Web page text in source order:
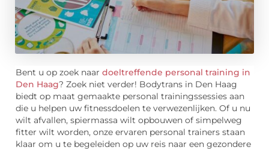
Bent u op zoek naar doeltreffende personal training in
Den Haag? Zoek niet verder! Bodytrans in Den Haag
biedt op maat gemaakte personal trainingssessies aan
die u helpen uw fitnessdoelen te verwezenlijken. Of u nu
wilt afvallen, spiermassa wilt opbouwen of simpelweg
fitter wilt worden, onze ervaren personal trainers staan
klaar om u te begeleiden op uw reis naar een gezondere